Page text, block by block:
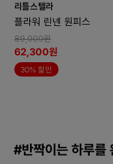
리틀스텔라
플라워 린넨 원피스
89,000원
62,300원
30% 할인
#반짝이는 하루를